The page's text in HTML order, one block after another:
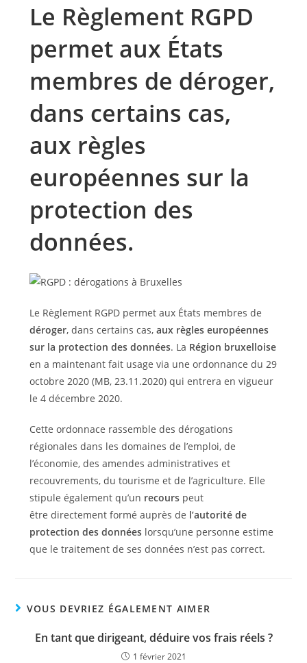
Le Règlement RGPD
permet aux États
membres de déroger,
dans certains cas,
aux règles
européennes sur la
protection des
données.
Le Règlement RGPD permet aux États membres de
déroger, dans certains cas,aux règles européennes
sur la protection des données. La Région bruxelloise
en a maintenant fait usage via une ordonnance du 29
octobre 2020 (MB, 23.11.2020) qui entrera en vigueur
le 4 décembre 2020.
Cette ordonnace rassemble des dérogations
régionales dans les domaines de l’emploi, de
l’économie, des amendes administratives et
recouvrements, du tourisme et de l’agriculture. Elle
stipule également qu’un recourspeut
être directement formé auprès de l’autorité de
protection des donnéeslorsqu’une personne estime
que le traitement de ses données n’est pas correct.
VOUS DEVRIEZ ÉGALEMENT AIMER
En tant que dirigeant, déduire vos frais réels ?
1 février 2021